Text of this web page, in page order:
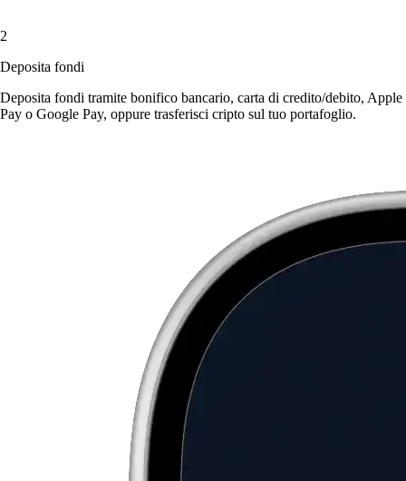
2
Deposita fondi
Deposita fondi tramite bonifico bancario, carta di credito/debito, Apple
Pay o Google Pay, oppure trasferisci cripto sul tuo portafoglio.